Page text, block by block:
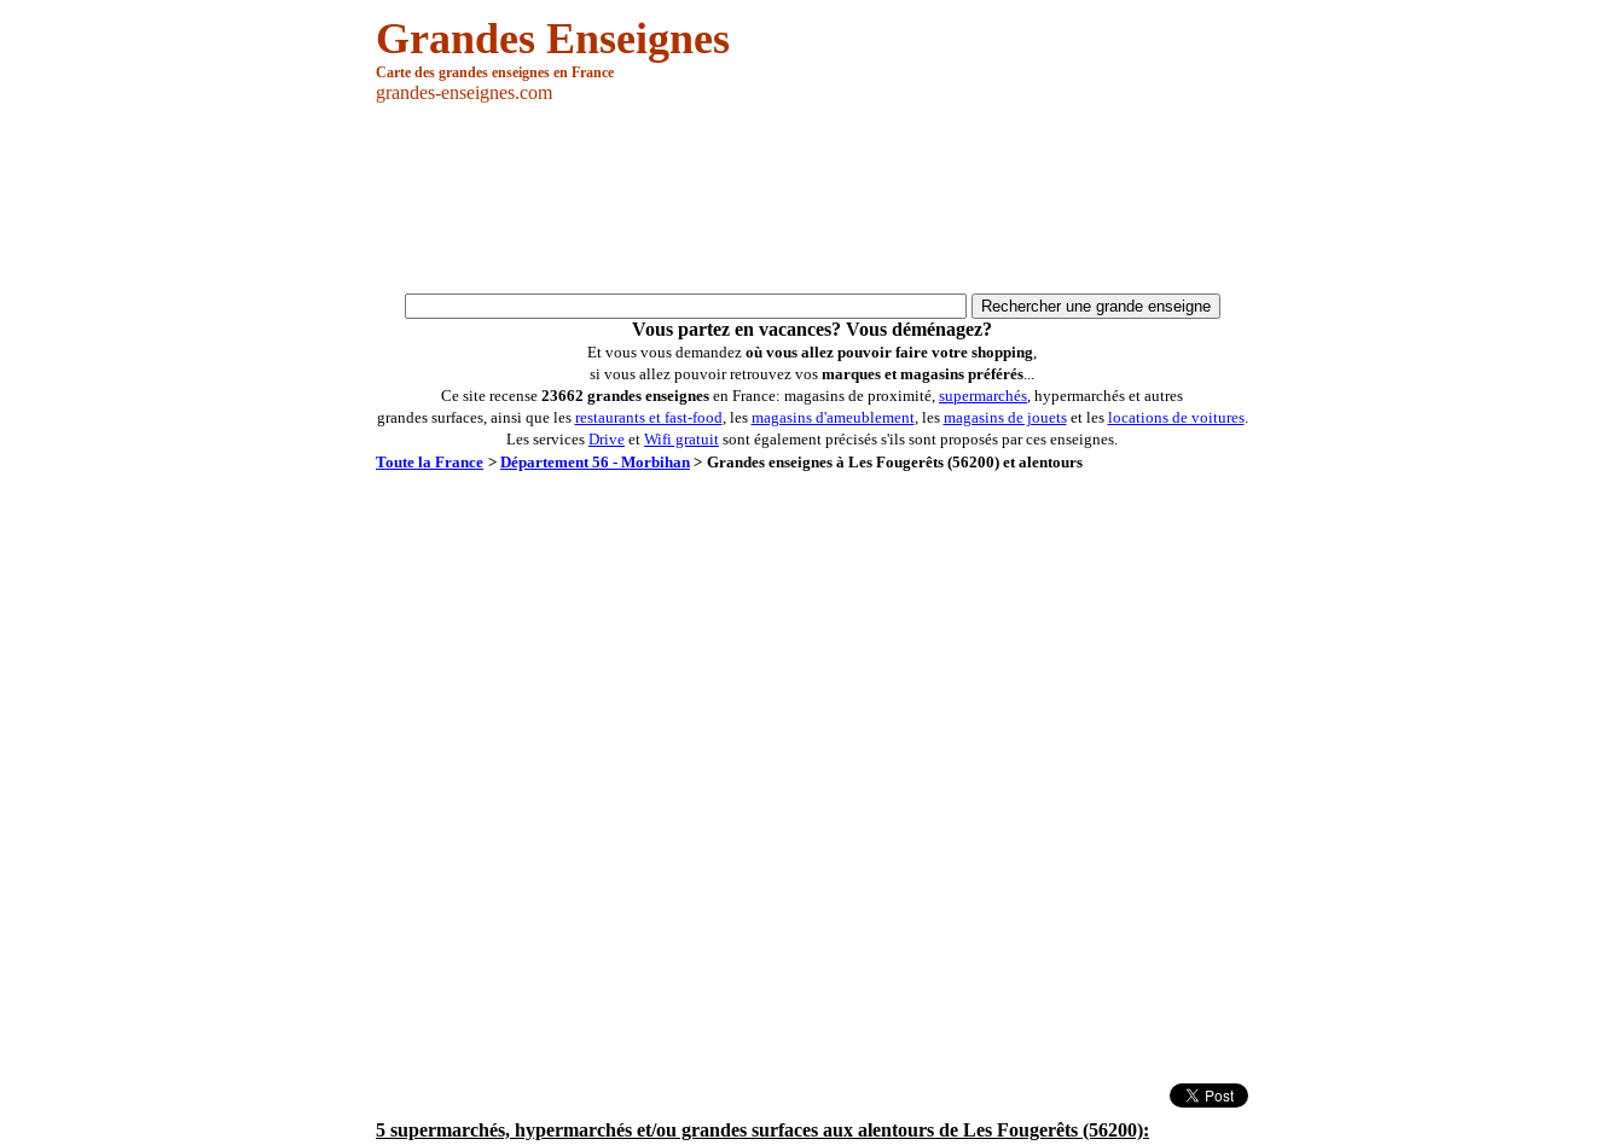
Grandes Enseignes
Carte des grandes enseignes en France
grandes-enseignes.com
Vous partez en vacances? Vous déménagez?
Et vous vous demandez où vous allez pouvoir faire votre shopping,
si vous allez pouvoir retrouvez vos marques et magasins préférés...
Ce site recense 23662 grandes enseignes en France: magasins de proximité, supermarchés, hypermarchés et autres
grandes surfaces, ainsi que les restaurants et fast-food, les magasins d'ameublement, les magasins de jouetset les locations de voitures.
Les services Drive et Wifi gratuit sont également précisés s'ils sont proposés par ces enseignes.
Toute la France > Département 56 - Morbihan > Grandes enseignes à Les Fougerêts (56200) et alentours
5 supermarchés, hypermarchés et/ou grandes surfaces aux alentours de Les Fougerêts (56200):